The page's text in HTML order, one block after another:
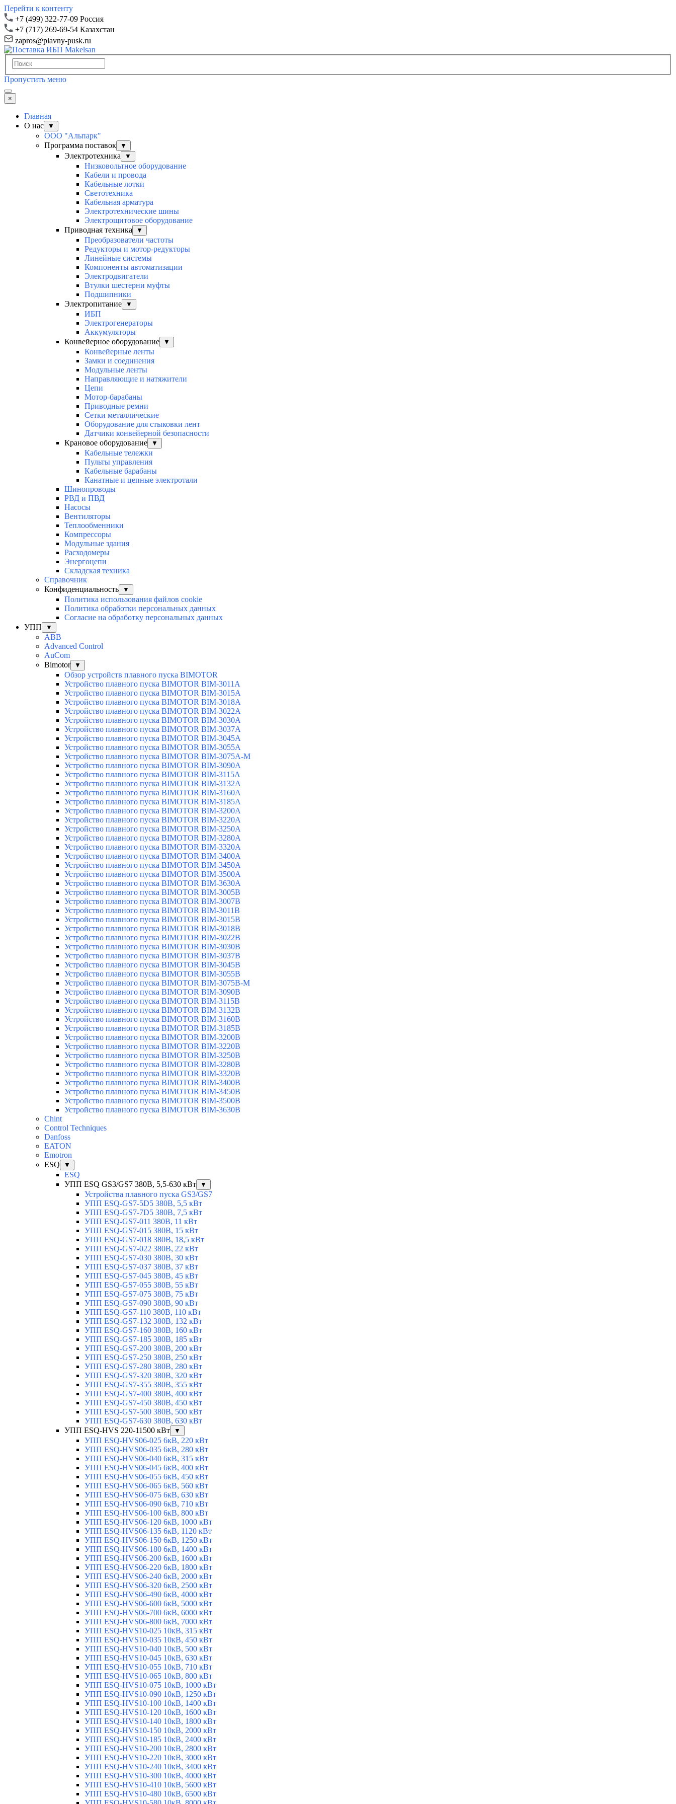
Перейти к контенту
+7 (499) 322-77-09 Россия
+7 (717) 269-69-54 Казахстан
zapros@plavny-pusk.ru
Пропустить меню
×
Главная
О нас
▼
ООО "Альпарк"
Программа поставок
▼
Электротехника ▼
Низковольтное оборудование
Кабели и провода
Кабельные лотки
Светотехника
Кабельная арматура
Электротехнические шины
Электрощитовое оборудование
Приводная техника
▼
Преобразователи частоты
Редукторы и мотор-редукторы
Линейные системы
Компоненты автоматизации
Электродвигатели
Втулки шестерни муфты
Подшипники
Электропитание
▼
ИБП
Электрогенераторы
Аккумуляторы
Конвейерное оборудование
▼
Конвейерные ленты
Замки и соединения
Модульные ленты
Направляющие и натяжители
Цепи
Мотор-барабаны
Приводные ремни
Сетки металлические
Оборудование для стыковки лент
Датчики конвейерной безопасности
Крановое оборудование
▼
Кабельные тележки
Пульты управления
Кабельные барабаны
Канатные и цепные электротали
Шинопроводы
РВД и ПВД
Насосы
Вентиляторы
Теплообменники
Компрессоры
Модульные здания
Расходомеры
Энергоцепи
Складская техника
Справочник
Конфиденциальность
▼
Политика использования файлов cookie
Политика обработки персональных данных
Согласие на обработку персональных данных
УПП
▼
ABB
Advanced Control
AuСom
Bimotor
▼
Обзор устройств плавного пуска BIMOTOR
Устройство плавного пуска BIMOTOR BIM-3011A
Устройство плавного пуска BIMOTOR BIM-3015A
Устройство плавного пуска BIMOTOR BIM-3018A
Устройство плавного пуска BIMOTOR BIM-3022A
Устройство плавного пуска BIMOTOR BIM-3030A
Устройство плавного пуска BIMOTOR BIM-3037A
Устройство плавного пуска BIMOTOR BIM-3045A
Устройство плавного пуска BIMOTOR BIM-3055A
Устройство плавного пуска BIMOTOR BIM-3075A-M
Устройство плавного пуска BIMOTOR BIM-3090A
Устройство плавного пуска BIMOTOR BIM-3115A
Устройство плавного пуска BIMOTOR BIM-3132A
Устройство плавного пуска BIMOTOR BIM-3160A
Устройство плавного пуска BIMOTOR BIM-3185A
Устройство плавного пуска BIMOTOR BIM-3200A
Устройство плавного пуска BIMOTOR BIM-3220A
Устройство плавного пуска BIMOTOR BIM-3250A
Устройство плавного пуска BIMOTOR BIM-3280A
Устройство плавного пуска BIMOTOR BIM-3320A
Устройство плавного пуска BIMOTOR BIM-3400A
Устройство плавного пуска BIMOTOR BIM-3450A
Устройство плавного пуска BIMOTOR BIM-3500A
Устройство плавного пуска BIMOTOR BIM-3630A
Устройство плавного пуска BIMOTOR BIM-3005B
Устройство плавного пуска BIMOTOR BIM-3007B
Устройство плавного пуска BIMOTOR BIM-3011B
Устройство плавного пуска BIMOTOR BIM-3015B
Устройство плавного пуска BIMOTOR BIM-3018B
Устройство плавного пуска BIMOTOR BIM-3022B
Устройство плавного пуска BIMOTOR BIM-3030B
Устройство плавного пуска BIMOTOR BIM-3037B
Устройство плавного пуска BIMOTOR BIM-3045B
Устройство плавного пуска BIMOTOR BIM-3055B
Устройство плавного пуска BIMOTOR BIM-3075B-M
Устройство плавного пуска BIMOTOR BIM-3090B
Устройство плавного пуска BIMOTOR BIM-3115B
Устройство плавного пуска BIMOTOR BIM-3132B
Устройство плавного пуска BIMOTOR BIM-3160B
Устройство плавного пуска BIMOTOR BIM-3185B
Устройство плавного пуска BIMOTOR BIM-3200B
Устройство плавного пуска BIMOTOR BIM-3220B
Устройство плавного пуска BIMOTOR BIM-3250B
Устройство плавного пуска BIMOTOR BIM-3280B
Устройство плавного пуска BIMOTOR BIM-3320B
Устройство плавного пуска BIMOTOR BIM-3400B
Устройство плавного пуска BIMOTOR BIM-3450B
Устройство плавного пуска BIMOTOR BIM-3500B
Устройство плавного пуска BIMOTOR BIM-3630B
Chint
Control Techniques
Danfoss
EATON
Emotron
ESQ
▼
ESQ
УПП ESQ GS3/GS7 380В, 5,5-630 кВт
▼
Устройства плавного пуска GS3/GS7
УПП ESQ-GS7-5D5 380В, 5,5 кВт
УПП ESQ-GS7-7D5 380В, 7,5 кВт
УПП ESQ-GS7-011 380В, 11 кВт
УПП ESQ-GS7-015 380В, 15 кВт
УПП ESQ-GS7-018 380В, 18,5 кВт
УПП ESQ-GS7-022 380В, 22 кВт
УПП ESQ-GS7-030 380В, 30 кВт
УПП ESQ-GS7-037 380В, 37 кВт
УПП ESQ-GS7-045 380В, 45 кВт
УПП ESQ-GS7-055 380В, 55 кВт
УПП ESQ-GS7-075 380В, 75 кВт
УПП ESQ-GS7-090 380В, 90 кВт
УПП ESQ-GS7-110 380В, 110 кВт
УПП ESQ-GS7-132 380В, 132 кВт
УПП ESQ-GS7-160 380В, 160 кВт
УПП ESQ-GS7-185 380В, 185 кВт
УПП ESQ-GS7-200 380В, 200 кВт
УПП ESQ-GS7-250 380В, 250 кВт
УПП ESQ-GS7-280 380В, 280 кВт
УПП ESQ-GS7-320 380В, 320 кВт
УПП ESQ-GS7-355 380В, 355 кВт
УПП ESQ-GS7-400 380В, 400 кВт
УПП ESQ-GS7-450 380В, 450 кВт
УПП ESQ-GS7-500 380В, 500 кВт
УПП ESQ-GS7-630 380В, 630 кВт
УПП ESQ-HVS 220-11500 кВт
▼
УПП ESQ-HVS06-025 6кВ, 220 кВт
УПП ESQ-HVS06-035 6кВ, 280 кВт
УПП ESQ-HVS06-040 6кВ, 315 кВт
УПП ESQ-HVS06-045 6кВ, 400 кВт
УПП ESQ-HVS06-055 6кВ, 450 кВт
УПП ESQ-HVS06-065 6кВ, 560 кВт
УПП ESQ-HVS06-075 6кВ, 630 кВт
УПП ESQ-HVS06-090 6кВ, 710 кВт
УПП ESQ-HVS06-100 6кВ, 800 кВт
УПП ESQ-HVS06-120 6кВ, 1000 кВт
УПП ESQ-HVS06-135 6кВ, 1120 кВт
УПП ESQ-HVS06-150 6кВ, 1250 кВт
УПП ESQ-HVS06-180 6кВ, 1400 кВт
УПП ESQ-HVS06-200 6кВ, 1600 кВт
УПП ESQ-HVS06-220 6кВ, 1800 кВт
УПП ESQ-HVS06-240 6кВ, 2000 кВт
УПП ESQ-HVS06-320 6кВ, 2500 кВт
УПП ESQ-HVS06-490 6кВ, 4000 кВт
УПП ESQ-HVS06-600 6кВ, 5000 кВт
УПП ESQ-HVS06-700 6кВ, 6000 кВт
УПП ESQ-HVS06-800 6кВ, 7000 кВт
УПП ESQ-HVS10-025 10кВ, 315 кВт
УПП ESQ-HVS10-035 10кВ, 450 кВт
УПП ESQ-HVS10-040 10кВ, 500 кВт
УПП ESQ-HVS10-045 10кВ, 630 кВт
УПП ESQ-HVS10-055 10кВ, 710 кВт
УПП ESQ-HVS10-065 10кВ, 800 кВт
УПП ESQ-HVS10-075 10кВ, 1000 кВт
УПП ESQ-HVS10-090 10кВ, 1250 кВт
УПП ESQ-HVS10-100 10кВ, 1400 кВт
УПП ESQ-HVS10-120 10кВ, 1600 кВт
УПП ESQ-HVS10-140 10кВ, 1800 кВт
УПП ESQ-HVS10-150 10кВ, 2000 кВт
УПП ESQ-HVS10-185 10кВ, 2400 кВт
УПП ESQ-HVS10-200 10кВ, 2800 кВт
УПП ESQ-HVS10-220 10кВ, 3000 кВт
УПП ESQ-HVS10-240 10кВ, 3400 кВт
УПП ESQ-HVS10-300 10кВ, 4000 кВт
УПП ESQ-HVS10-410 10кВ, 5600 кВт
УПП ESQ-HVS10-480 10кВ, 6500 кВт